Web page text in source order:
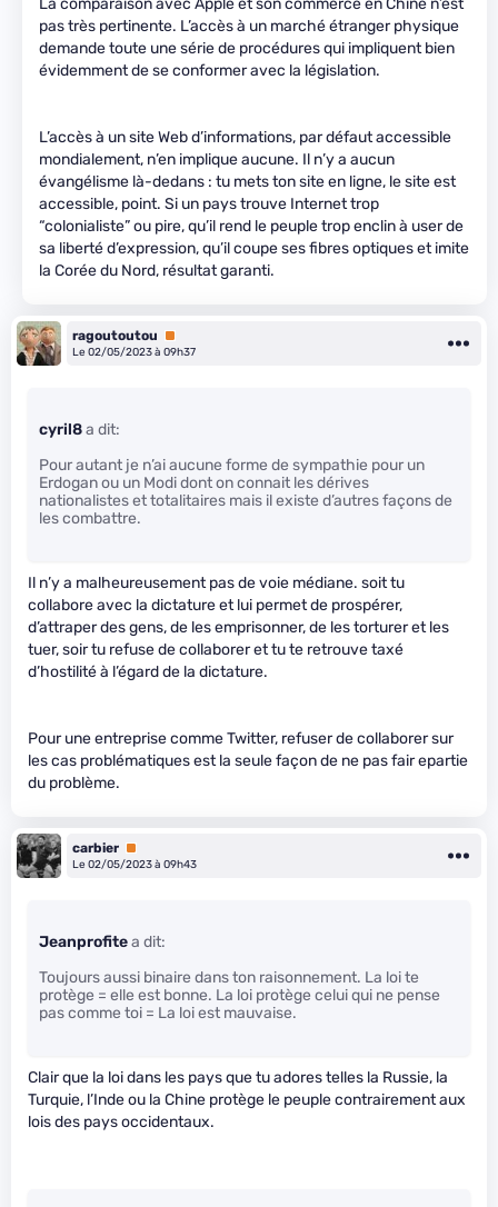
pas très pertinente. L’accès à un marché étranger physique
demande toute une série de procédures qui impliquent bien
évidemment de se conformer avec la législation.
L’accès à un site Web d’informations, par défaut accessible
mondialement, n’en implique aucune. Il n’y a aucun
évangélisme là-dedans : tu mets ton site en ligne, le site est
accessible, point. Si un pays trouve Internet trop
“colonialiste” ou pire, qu’il rend le peuple trop enclin à user de
sa liberté d’expression, qu’il coupe ses fibres optiques et imite
la Corée du Nord, résultat garanti.
ragoutoutou
Premium
Le 02/05/2023 à 09h37
cyril8a dit:
Pour autant je n’ai aucune forme de sympathie pour un
Erdogan ou un Modi dont on connait les dérives
nationalistes et totalitaires mais il existe d’autres façons de
les combattre.
Il n’y a malheureusement pas de voie médiane. soit tu
collabore avec la dictature et lui permet de prospérer,
d’attraper des gens, de les emprisonner, de les torturer et les
tuer, soir tu refuse de collaborer et tu te retrouve taxé
d’hostilité à l’égard de la dictature.
Pour une entreprise comme Twitter, refuser de collaborer sur
les cas problématiques est la seule façon de ne pas fair epartie
du problème.
carbier Premium
Le 02/05/2023 à 09h43
Jeanprofitea dit:
Toujours aussi binaire dans ton raisonnement. La loi te
protège = elle est bonne. La loi protège celui qui ne pense
pas comme toi = La loi est mauvaise.
Clair que la loi dans les pays que tu adores telles la Russie, la
Turquie, l’Inde ou la Chine protège le peuple contrairement aux
lois des pays occidentaux.